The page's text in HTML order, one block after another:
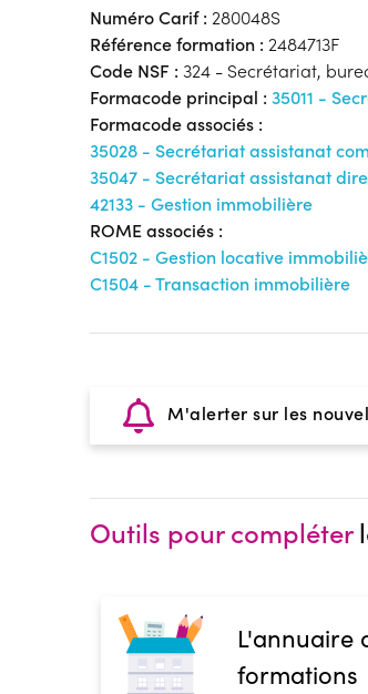
Numéro Carif : 280048S
Référence formation : 2484713F
Code NSF : 324 - Secrétariat,
Formacode principal : 35011 -
Formacode associés :
35028 - Secrétariat assistanat
35047 - Secrétariat assistanat
42133 - Gestion immobilière
ROME associés :
C1502 - Gestion locative
C1504 - Transaction immobilière
M'alerter sur les
Outils pour compléter
L'annuaire
formations